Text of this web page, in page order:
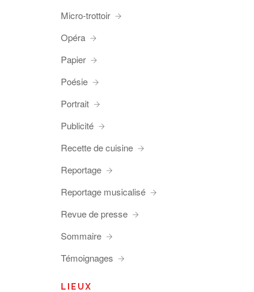
Micro-trottoir
Opéra
Papier
Poésie
Portrait
Publicité
Recette de cuisine
Reportage
Reportage musicalisé
Revue de presse
Sommaire
Témoignages
LIEUX